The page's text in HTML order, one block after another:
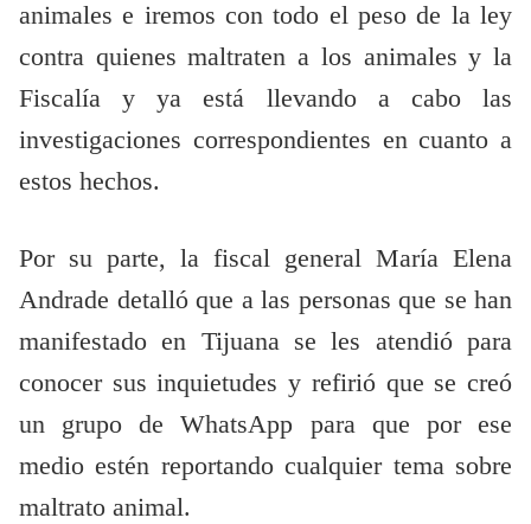
animales e iremos con todo el peso de la ley
contra quienes maltraten a los animales y la
Fiscalía y ya está llevando a cabo las
investigaciones correspondientes en cuanto a
estos hechos.
Por su parte, la fiscal general María Elena
Andrade detalló que a las personas que se han
manifestado en Tijuana se les atendió para
conocer sus inquietudes y refirió que se creó
un grupo de WhatsApp para que por ese
medio estén reportando cualquier tema sobre
maltrato animal.